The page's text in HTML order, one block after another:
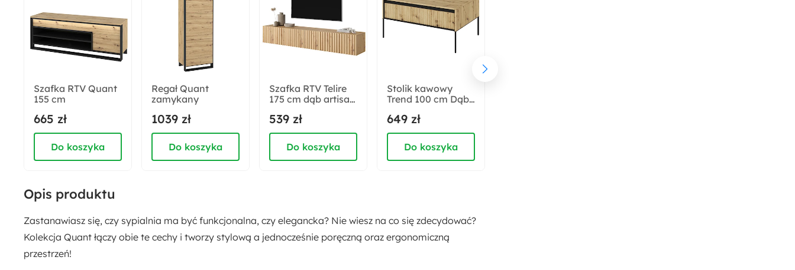
Dąb artisan
Kolor korpusu:
Dąb artisan
Liczba szuflad:
Dostępne oświetlenie:
Tak
Ilość paczek:
Rodzaj:
Numer płyty:
Długość:
41 cm
Cichy domyk
Oświetlenie LED Push Open
Materiał:
Sposób montażu:
Szafka RTV Quant
155 cm
665 zł
Do koszyka
Regał Quant
zamykany
1039 zł
Do koszyka
Szafka RTV Telire
175 cm dąb artisan
539 zł
Do koszyka
Stolik kawowy
Trend 100 cm Dąb
649 zł
Do koszyka
Opis produktu
Zastanawiasz się, czy sypialnia ma być funkcjonalna, czy elegancka? Nie wiesz na co się zdecydować?
Kolekcja Quant łączy obie te cechy i tworzy stylową a jednocześnie poręczną oraz ergonomiczną
przestrzeń!